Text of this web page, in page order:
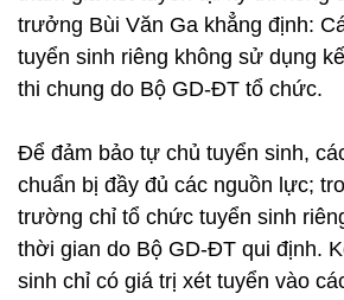
trưởng Bùi Văn Ga khẳng định:
tuyển sinh riêng không sử dụng
thi chung do Bộ GD-ĐT tổ chức.
Để đảm bảo tự chủ tuyển sinh,
chuẩn bị đầy đủ các nguồn lực;
trường chỉ tổ chức tuyển sinh
thời gian do Bộ GD-ĐT qui định.
sinh chỉ có giá trị xét tuyển vào